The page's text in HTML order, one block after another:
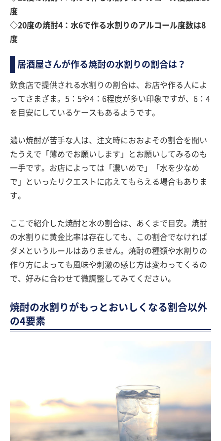
度
◇20度の焼酎4：水6で作る水割りのアルコール度数は8
度
居酒屋さんが作る焼酎の水割りの割合は？
飲食店で提供される水割りの割合は、お店や作る人によ
ってさまざま。5：5や4：6程度が多い印象ですが、6：4
を目安にしているケースもあるようです。
濃い焼酎が苦手な人は、注文時におおよその割合を聞い
たうえで「薄めでお願いします」とお願いしてみるのも
一手です。お店によっては「濃いめで」「水を少なめ
で」といったリクエストに応えてもらえる場合もありま
す。
ここで紹介した焼酎と水の割合は、あくまで目安。焼酎
の水割りに黄金比率は存在しても、この割合でなければ
ダメというルールはありません。焼酎の種類や水割りの
作り方によっても風味や刺激の感じ方は変わってくるの
で、好みに合わせて微調整してみてください。
焼酎の水割りがもっとおいしくなる割合以外
の4要素